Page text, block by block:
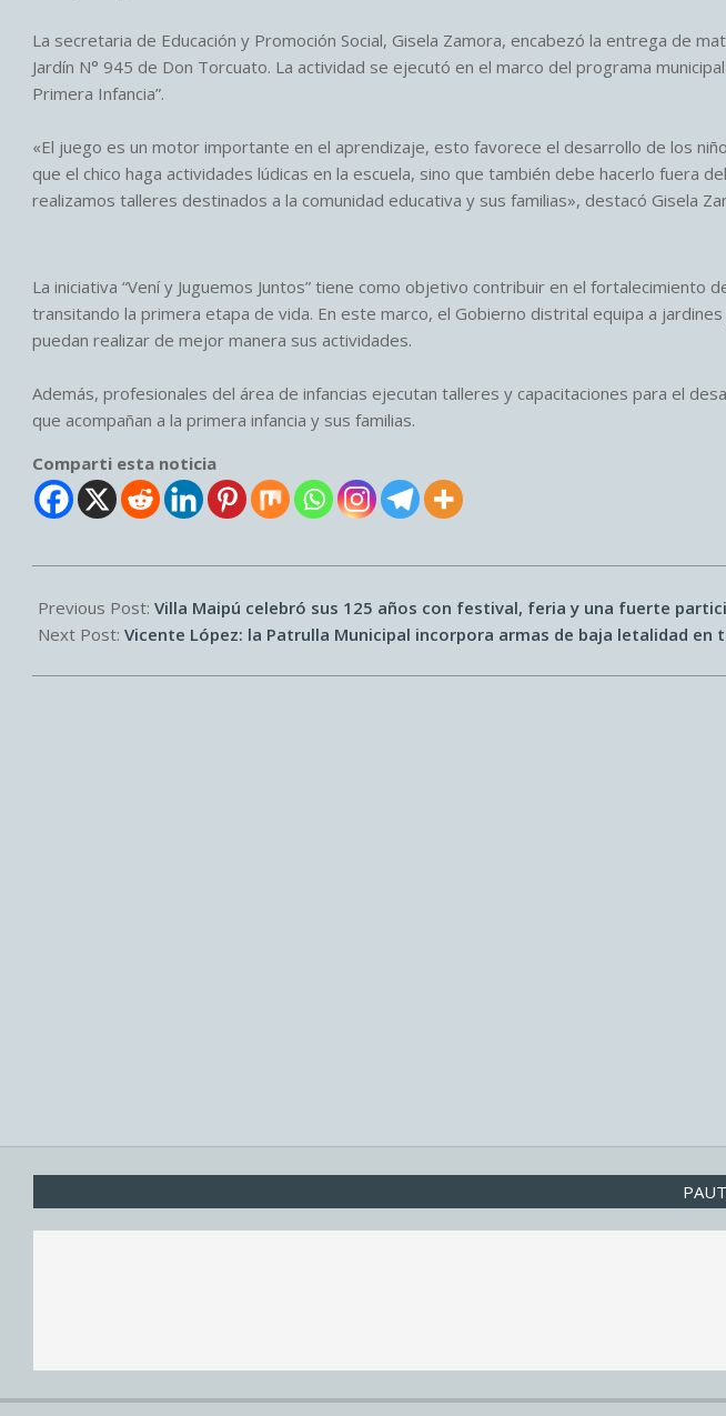
La secretaria de Educación y Promoción Social, Gisela Zamora, encabezó la entrega de
Jardín N° 945 de Don Torcuato. La actividad se ejecutó en el marco del programa
Primera Infancia”.
«El juego es un motor importante en el aprendizaje, esto favorece el desarrollo de los
que el chico haga actividades lúdicas en la escuela, sino que también debe hacerlo fuera
realizamos talleres destinados a la comunidad educativa y sus familias», destacó Gisela
La iniciativa “Vení y Juguemos Juntos” tiene como objetivo contribuir en el fortalecimiento
transitando la primera etapa de vida. En este marco, el Gobierno distrital equipa a
puedan realizar de mejor manera sus actividades.
Además, profesionales del área de infancias ejecutan talleres y capacitaciones para el
que acompañan a la primera infancia y sus familias.
Comparti esta noticia
04-
14
Previous Post: Villa Maipú celebró sus 125 años con festival, feria y una fuerte
Next Post: Vicente López: la Patrulla Municipal incorpora armas de baja letalidad en